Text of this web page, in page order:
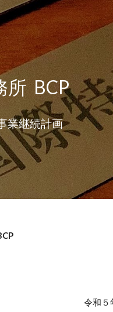
Skip to navigation
所 BCP
業継続計画
令和５